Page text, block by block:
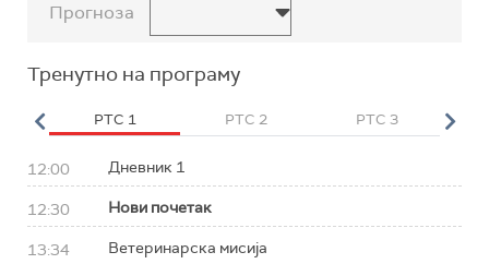
Прогноза
Тренутно на програму
РТС 1 РТС 2 РТС 3
12:00 Дневник 1
12:30 Нови почетак
13:34 Ветеринарска мисија